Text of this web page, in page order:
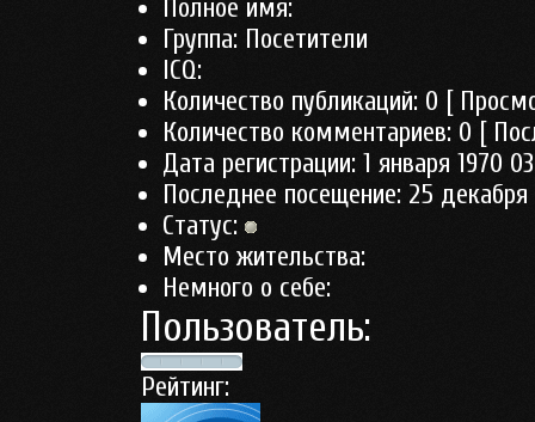
Полное имя:
Группа: Посетители
ICQ:
Количество публикаций: 0 [
Количество комментариев: 0 [
Дата регистрации: 1 января 1970
Последнее посещение: 25 декабря
Статус:
Место жительства:
Немного о себе:
Пользователь:
Рейтинг: